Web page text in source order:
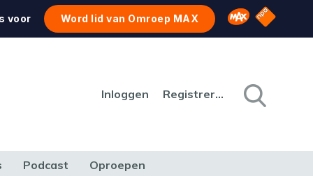
voor Word lid van Omroep MAX Omroep MAX
NPO
Inloggen Registreren
Podcast Oproepen